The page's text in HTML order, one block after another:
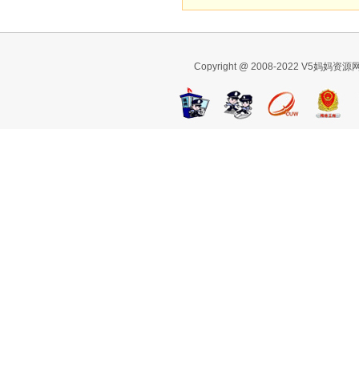
Copyright @ 2008-2022 V5妈妈资源